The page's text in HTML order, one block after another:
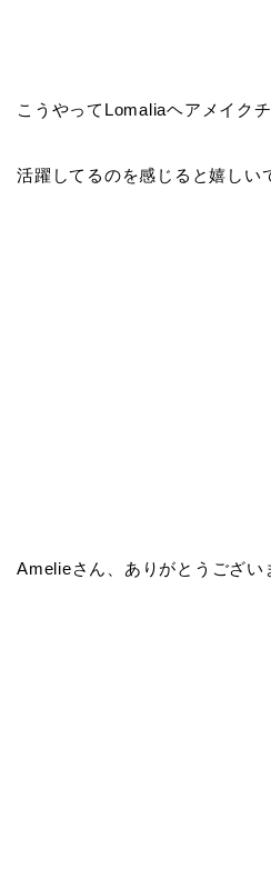
こうやってLomaliaヘアメイク
活躍してるのを感じると嬉しい
Amelieさん、ありがとうござい